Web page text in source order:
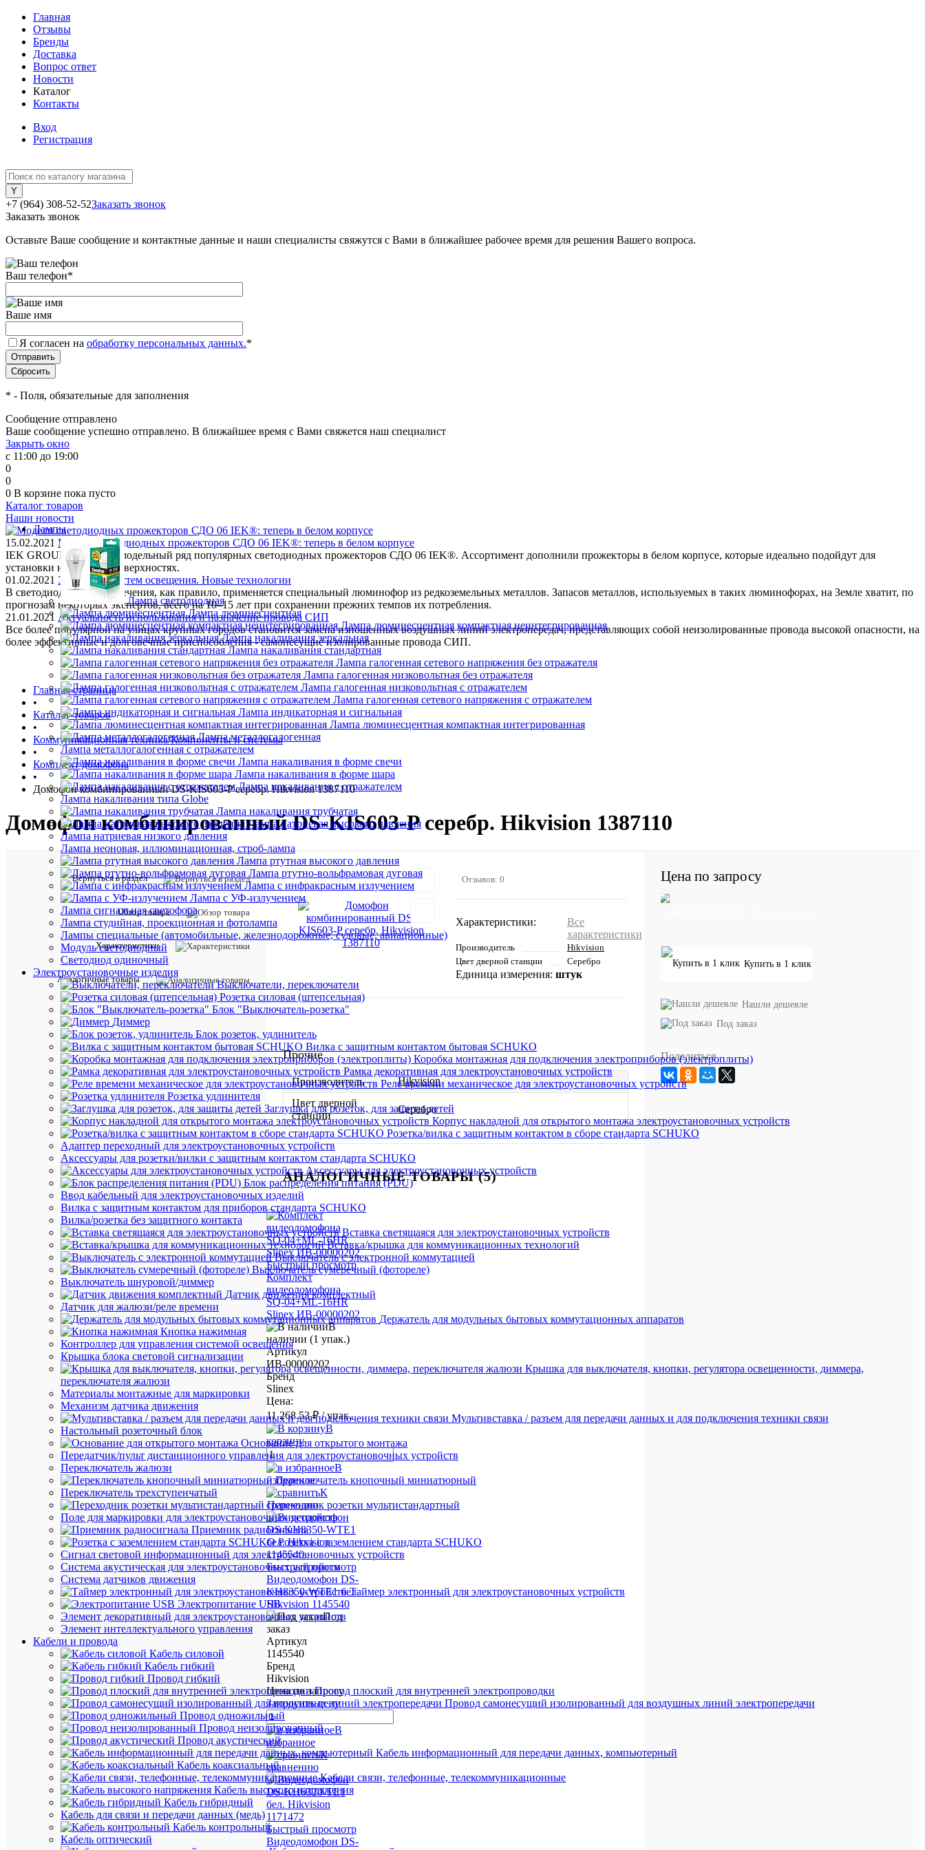
Главная
Отзывы
Бренды
Доставка
Вопрос ответ
Новости
Каталог
Контакты
Вход
Регистрация
+7 (964) 308-52-52Заказать звонок
Заказать звонок
Оставьте Ваше сообщение и контактные данные и наши специалисты свяжутся с Вами в ближайшее рабочее время для решения Вашего вопроса.
Ваш телефон*
Ваше имя
Я согласен на обработку персональных данных.*
* - Поля, обязательные для заполнения
Сообщение отправлено
Ваше сообщение успешно отправлено. В ближайшее время с Вами свяжется наш специалист
Закрыть окно
с 11:00 до 19:00
0
0
0 В корзине пока пусто
Каталог товаров
Лампы
Лампа светодиодная
Лампа люминесцентная
Лампа люминесцентная компактная неинтегрированная
Лампа накаливания зеркальная
Лампа накаливания стандартная
Лампа галогенная сетевого напряжения без отражателя
Лампа галогенная низковольтная без отражателя
Лампа галогенная низковольтная с отражателем
Лампа галогенная сетевого напряжения с отражателем
Лампа индикаторная и сигнальная
Лампа люминесцентная компактная интегрированная
Лампа металлогалогенная
Лампа металлогалогенная с отражателем
Лампа накаливания в форме свечи
Лампа накаливания в форме шара
Лампа накаливания с отражателем
Лампа накаливания типа Globe
Лампа накаливания трубчатая
Лампа натриевая высокого давления
Лампа натриевая низкого давления
Лампа неоновая, иллюминационная, строб-лампа
Лампа ртутная высокого давления
Лампа ртутно-вольфрамовая дуговая
Лампа с инфракрасным излучением
Лампа с УФ-излучением
Лампа сигнальная светофора
Лампа студийная, проекционная и фотолампа
Лампы специальные (автомобильные, железнодорожные, судовые, авиационные)
Модуль светодиодный
Светодиод одиночный
Электроустановочные изделия
Выключатели, переключатели
Розетка силовая (штепсельная)
Блок "Выключатель-розетка"
Диммер
Блок розеток, удлинитель
Вилка с защитным контактом бытовая SCHUKO
Коробка монтажная для подключения электроприборов (электроплиты)
Рамка декоративная для электроустановочных устройств
Реле времени механическое для электроустановочных устройств
Розетка удлинителя
Заглушка для розеток, для защиты детей
Корпус накладной для открытого монтажа электроустановочных устройств
Розетка/вилка с защитным контактом в сборе стандарта SCHUKO
Адаптер переходный для электроустановочных устройств
Аксессуары для розетки/вилки с защитным контактом стандарта SCHUKO
Аксессуары для электроустановочных устройств
Блок распределения питания (PDU)
Ввод кабельный для электроустановочных изделий
Вилка с защитным контактом для приборов стандарта SCHUKO
Вилка/розетка без защитного контакта
Вставка светящаяся для электроустановочных устройств
Вставка/крышка для коммуникационных технологий
Выключатель с электронной коммутацией
Выключатель сумеречный (фотореле)
Выключатель шнуровой/диммер
Датчик движения комплектный
Датчик для жалюзи/реле времени
Держатель для модульных бытовых коммутационных аппаратов
Кнопка нажимная
Контроллер для управления системой освещения
Крышка блока световой сигнализации
Крышка для выключателя, кнопки, регулятора освещенности, диммера,
переключателя жалюзи
Материалы монтажные для маркировки
Механизм датчика движения
Мультивставка / разъем для передачи данных и для подключения техники связи
Настольный розеточный блок
Основание для открытого монтажа
Передатчик/пульт дистанционного управления для электроустановочных устройств
Переключатель жалюзи
Переключатель кнопочный миниатюрный
Переключатель трехступенчатый
Переходник розетки мультистандартный
Поле для маркировки для электроустановочных устройств
Приемник радиосигнала
Розетка с заземлением стандарта SCHUKO
Сигнал световой информационный для электроустановочных устройств
Система акустическая для электроустановочных устройств
Система датчиков движения
Таймер электронный для электроустановочных устройств
Электропитание USB
Элемент декоративный для электроустановочных устройств
Элемент интеллектуального управления
Кабели и провода
Кабель силовой
Кабель гибкий
Провод гибкий
Провод плоский для внутренней электропроводки
Провод самонесущий изолированный для воздушных линий электропередачи
Провод одножильный
Провод неизолированный
Провод акустический
Кабель информационный для передачи данных, компьютерный
Кабель коаксиальный
Кабели связи, телефонные, телекоммуникационные
Кабель высокого напряжения
Кабель гибридный
Кабель для связи и передачи данных (медь)
Кабель контрольный
Кабель оптический
Наши новости
15.02.2021 Модели светодиодных прожекторов СДО 06 IEK®: теперь в белом корпусе
IEK GROUP расширяет модельный ряд популярных светодиодных прожекторов СДО 06 IEK®. Ассортимент дополнили прожекторы в белом корпусе, которые идеально подойдут для
установки на светлых поверхностях.
01.02.2021 Эволюция систем освещения. Новые технологии
В светодиодах белого свечения, как правило, применяется специальный люминофор из редкоземельных металлов. Запасов металлов, используемых в таких люминофорах, на Земле хватит, по
прогнозам некоторых экспертов, всего на 10–15 лет при сохранении прежних темпов их потребления.
21.01.2021 Актуальность использования и назначение провода СИП
Все более популярной на улицах крупных городов становится замена изношенных воздушных линий электропередач, представляющих собой неизолированные провода высокой опасности, на
более эффективные и долговечные приспособления - самонесущие изолированные провода СИП.
Главная страница
•
Каталог товаров
•
Коммуникационная техника/Компоненты и системы
•
Комплект домофона
•
Домофон комбинированный DS-KIS603-P серебр. Hikvision 1387110
Домофон комбинированный DS-KIS603-P серебр. Hikvision 1387110
Вернуться в раздел
Обзор товара
Характеристики
Аналогичные товары
Отзывов: 0
Характеристики:
Все
характеристики
Производитель
Hikvision
Цвет дверной станции
Серебро
Единица измерения: штук
Прочие
Производитель
Hikvision
Цвет дверной
станции
Серебро
АНАЛОГИЧНЫЕ ТОВАРЫ (5)
Быстрый просмотр
Комплект
видеодомофона
SQ-04+ML-16HR
Slinex ИВ-00000202
В
наличии (1 упак.)
Артикул
ИВ-00000202
Бренд
Slinex
Цена:
11 268.53 ₽/ упак.
В
корзину
В
избранное
К
сравнению
Быстрый просмотр
Видеодомофон DS-
KH8350-WTE1 бел.
Hikvision 1145540
Под
заказ
Артикул
1145540
Бренд
Hikvision
Цена по запросу
Запросить цену
В
избранное
К
сравнению
Быстрый просмотр
Видеодомофон DS-
Цена по запросу
Купить в 1 клик
Нашли дешевле
Под заказ
Поделиться